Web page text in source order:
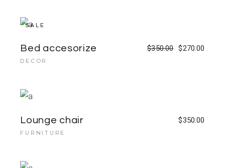
SALE
Bed accesorize $350.00 $270.00
DECOR
Lounge chair $350.00
FURNITURE